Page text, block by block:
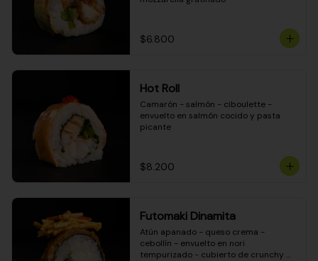
$6.800
Hot Roll
Camarón - salmón - ciboulette -
envuelto en salmón cocido y pasta
picante
$8.200
Futomaki Dinamita
Atún apanado - queso crema -
cebollín - envuelto en nori
tempurizado - cubierto de crunchy